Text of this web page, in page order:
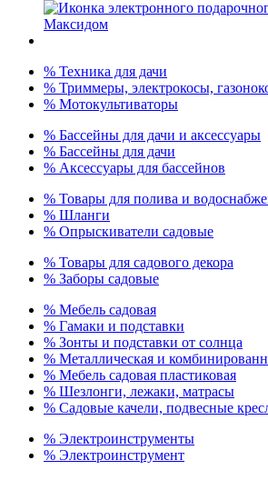
% Техника для дачи
% Триммеры, электрокосы,
% Мотокультиваторы
% Бассейны для дачи и аксессуары
% Бассейны для дачи
% Аксессуары для бассейнов
% Товары для полива и
% Шланги
% Опрыскиватели садовые
% Товары для садового декора
% Заборы садовые
% Мебель садовая
% Гамаки и подставки
% Зонты и подставки от солнца
% Металлическая и
% Мебель садовая пластиковая
% Шезлонги, лежаки, матрасы
% Садовые качели, подвесные
% Электроинструменты
% Электроинструмент